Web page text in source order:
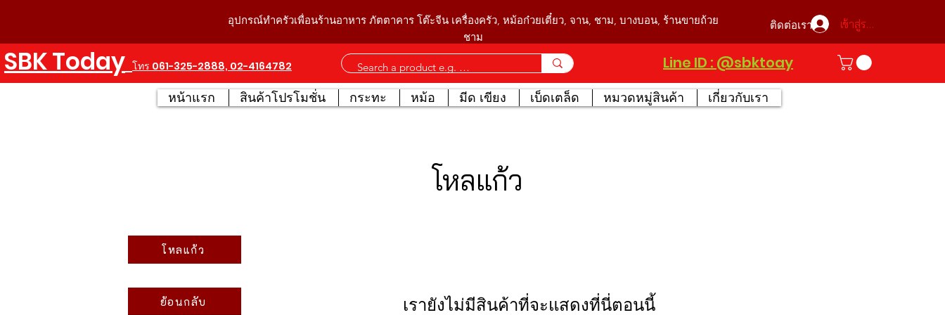
อุปกรณ์ทำครัวเพื่อนร้านอาหาร ภัตตาคาร โต๊ะจีน เครื่องครัว, หม้อก๋วยเตี๋ยว, จาน, ชาม, บางบอน, ร้านขายถ้วย
ชาม
เข้าสู่ระบบ
ติดต่อเรา
SBK Today โทร 061-325-2888, 02-4164782 Line ID : @sbktoay
หน้าแรก สินค้าโปรโมชั่น กระทะ หม้อ มีด เขียง เบ็ดเตล็ด หมวดหมู่สินค้า เกี่ยวกับเรา
โหลแก้ว
โหลแก้ว
ย้อนกลับ เรายังไม่มีสินค้าที่จะแสดงที่นี่ตอนนี้